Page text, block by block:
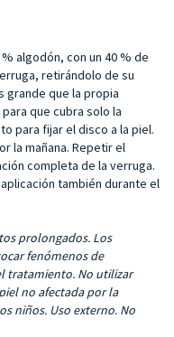
algodón, con un 40 % de
retirándolo de su
grande que la propia
que cubra solo la
para fijar el disco a la piel.
la mañana. Repetir el
completa de la verruga.
también durante el
prolongados. Los
fenómenos de
tratamiento. No utilizar
no afectada por la
niños. Uso externo. No